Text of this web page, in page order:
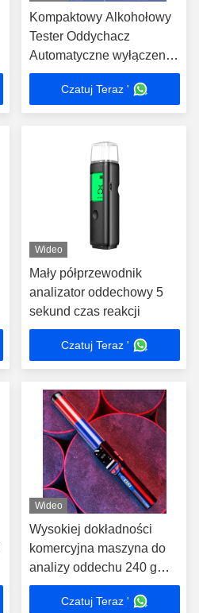
Kompaktowy Alkohołowy
Tester Oddychacz
Automatyczne wyłączenie
do użytku domowego
Czatuj Teraz '
Wideo
Mały półprzewodnik
analizator oddechowy 5
sekund czas reakcji
Czatuj Teraz '
Wideo
Wysokiej dokładności
komercyjna maszyna do
analizy oddechu 240 g
3000 rekordów badań
Czatuj Teraz '